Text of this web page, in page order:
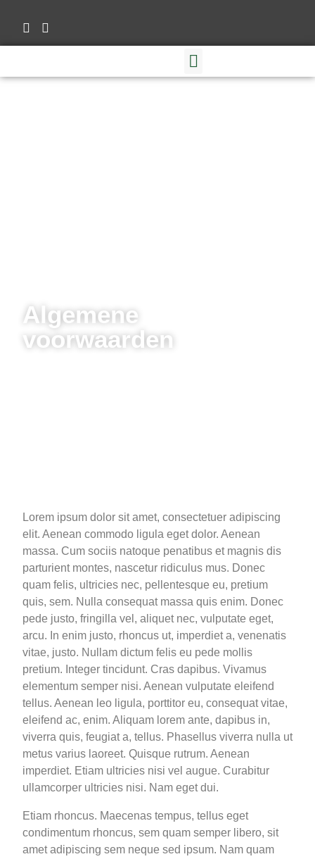
Algemene
voorwaarden
Lorem ipsum dolor sit amet, consectetuer adipiscing
elit. Aenean commodo ligula eget dolor. Aenean
massa. Cum sociis natoque penatibus et magnis dis
parturient montes, nascetur ridiculus mus. Donec
quam felis, ultricies nec, pellentesque eu, pretium
quis, sem. Nulla consequat massa quis enim. Donec
pede justo, fringilla vel, aliquet nec, vulputate eget,
arcu. In enim justo, rhoncus ut, imperdiet a, venenatis
vitae, justo. Nullam dictum felis eu pede mollis
pretium. Integer tincidunt. Cras dapibus. Vivamus
elementum semper nisi. Aenean vulputate eleifend
tellus. Aenean leo ligula, porttitor eu, consequat vitae,
eleifend ac, enim. Aliquam lorem ante, dapibus in,
viverra quis, feugiat a, tellus. Phasellus viverra nulla ut
metus varius laoreet. Quisque rutrum. Aenean
imperdiet. Etiam ultricies nisi vel augue. Curabitur
ullamcorper ultricies nisi. Nam eget dui.
Etiam rhoncus. Maecenas tempus, tellus eget
condimentum rhoncus, sem quam semper libero, sit
amet adipiscing sem neque sed ipsum. Nam quam